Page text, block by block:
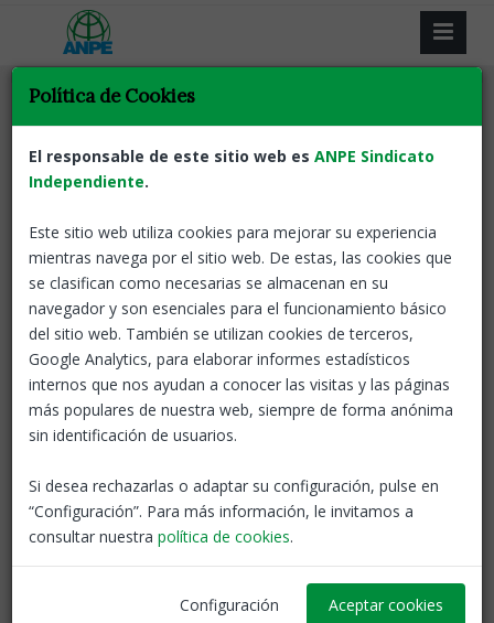
Trenquem estereotips
per despertar vocacions STEM
08 Sep, 2025 ANPE-Catalunya
Coincidint amb l’inici del nou curs escolar, ANPE fa una crida
a la comunitat educativa perquè treballi activament en la
superació dels estereotips de gènere que encara condicionen
l’elecció d’estudis i professions. El sindicat recorda que les
nenes continuen mostrant menys interès per les carreres
STEM (ciència, tecnologia, enginyeria i matemàtiques), no
pas per manca de capacitat, sinó per barreres socials i
“Encara avui persisteix la idea que les matemàtiques o
l’enginyeria són ‘cosa de nois’. Això, sumat a la manca de
referents femenins visibles, fa que moltes alumnes no
s’imaginin a si mateixes en aquests àmbits”, ha assenyalat
ANPE en un comunicat.
Política de Cookies
El responsable de este sitio web es ANPE Sindicato
Independiente.
Este sitio web utiliza cookies para mejorar su experiencia
mientras navega por el sitio web. De estas, las cookies que
se clasifican como necesarias se almacenan en su
navegador y son esenciales para el funcionamiento básico
del sitio web. También se utilizan cookies de terceros,
Google Analytics, para elaborar informes estadísticos
internos que nos ayudan a conocer las visitas y las páginas
más populares de nuestra web, siempre de forma anónima
sin identificación de usuarios.
Si desea rechazarlas o adaptar su configuración, pulse en
“Configuración”. Para más información, le invitamos a
consultar nuestra política de cookies.
Configuración Aceptar cookies